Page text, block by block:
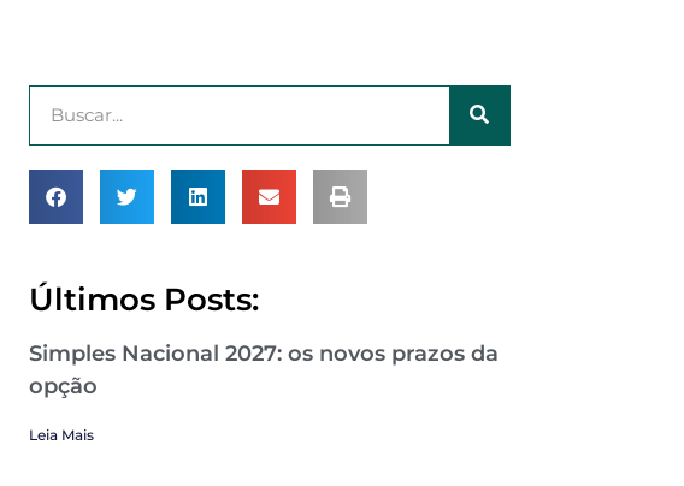
Últimos Posts:
Simples Nacional 2027: os novos prazos da
opção
Leia Mais